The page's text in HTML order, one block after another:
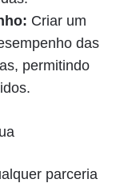
Criar um
das
permitindo
parceria